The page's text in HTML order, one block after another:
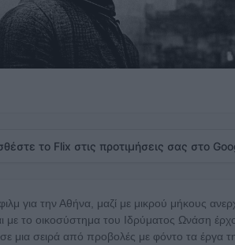
το Flix στις προτιμήσεις σας στο
για την Αθήνα, μαζί με μικρού μήκους
με το οικοσύστημα του Ιδρύματος Ωνάση
μια σειρά από προβολές με φόντο τα έργα